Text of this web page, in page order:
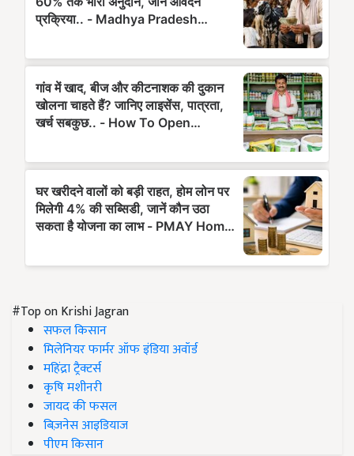
#Top on Krishi Jagran
सफल किसान
मिलेनियर फार्मर ऑफ इंडिया अवॉर्ड
महिंद्रा ट्रैक्टर्स
कृषि मशीनरी
जायद की फसल
बिज़नेस आइडियाज
पीएम किसान